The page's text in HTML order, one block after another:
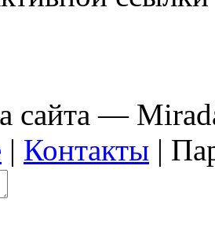
сайта —
| Контакты |